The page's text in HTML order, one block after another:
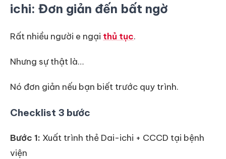
ichi: Đơn giản đến bất ngờ
Rất nhiều người e ngại thủ tục.
Nhưng sự thật là…
Nó đơn giản nếu bạn biết trước quy trình.
Checklist 3 bước
Bước 1: Xuất trình thẻ Dai-ichi + CCCD tại bệnh
viện